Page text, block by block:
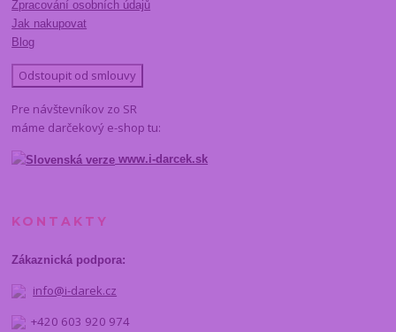
Zpracování osobních údajů
Jak nakupovat
Blog
Odstoupit od smlouvy
Pre návštevníkov zo SR
máme darčekový e-shop tu:
www.i-darcek.sk
KONTAKTY
Zákaznická podpora:
info@i-darek.cz
+420 603 920 974